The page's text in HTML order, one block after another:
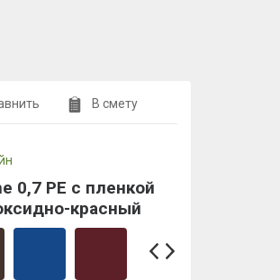
В смету
0,7 PE с пленкой
красный